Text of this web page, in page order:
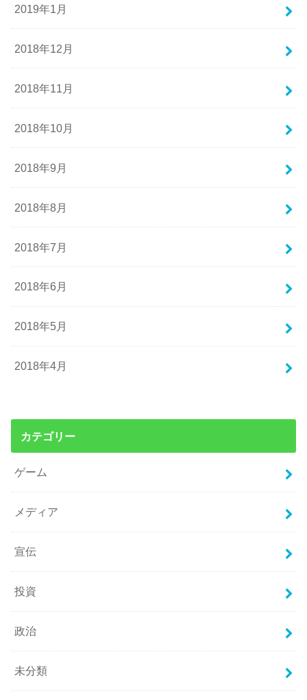
2019年1月
2018年12月
2018年11月
2018年10月
2018年9月
2018年8月
2018年7月
2018年6月
2018年5月
2018年4月
カテゴリー
ゲーム
メディア
宣伝
投資
政治
未分類